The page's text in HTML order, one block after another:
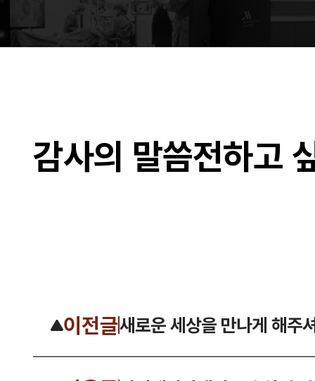
감사의 말씀전하고
이전글새로운 세상을 만나게 해주